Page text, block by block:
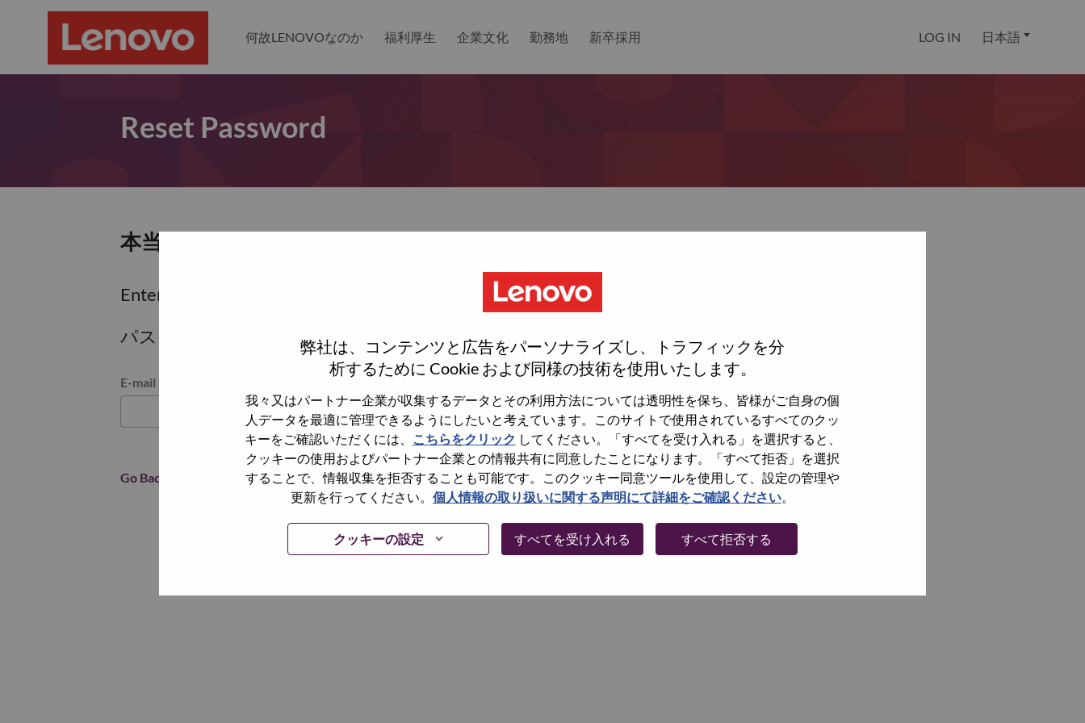
弊社は、コンテンツと広告をパーソナライズし、トラフィックを分
析するために Cookie および同様の技術を使用いたします。
我々又はパートナー企業が収集するデータとその利用方法については透明性を保ち、皆様がご自身の個
人データを最適に管理できるようにしたいと考えています。このサイトで使用されているすべてのクッ
キーをご確認いただくには、
こちらをクリック してください。「すべてを受け入れる」を選択すると、
クッキーの使用およびパートナー企業との情報共有に同意したことになります。「すべて拒否」を選択
することで、情報収集を拒否することも可能です。このクッキー同意ツールを使用して、設定の管理や
更新を行ってください。 個人情報の取り扱いに関する声明にて詳細をご確認ください
クッキーの設定 すべてを受け入れる すべて拒否する
何故LENOVOなのか 福利厚生 企業文化 勤務地 新卒採用 LOG IN 日本語
Reset Password
本当にパスワードをリセットしますか？
Enter the email address associated with your account, then click "Continue".
パスワードをリセットするためにリンクをemailに送ります
パスワードをリセットください
E-mail
Continue
Go Back